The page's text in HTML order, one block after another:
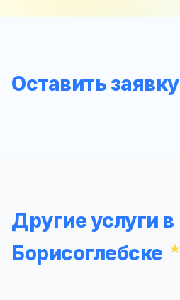
Оставить заявку
Другие услуги в
Борисоглебске